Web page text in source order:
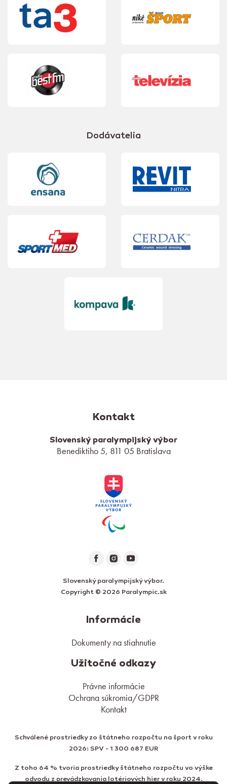
Dodávatelia
Kontakt
Slovenský paralympijský výbor
Benediktiho 5, 811 05 Bratislava
Slovenský paralympijský výbor.
Copyright © 2026 Paralympic.sk
Informácie
Dokumenty na stiahnutie
Užitočné odkazy
Právne informácie
Ochrana súkromia/GDPR
Kontakt
Schválené prostriedky zo štátneho rozpočtu na šport v roku
2026: SPV - 1 300 687 EUR
Z toho 64 % tvoria prostriedky štátneho rozpočtu vo výške
odvodu z prevádzkovania lotériových hier v roku 2024.